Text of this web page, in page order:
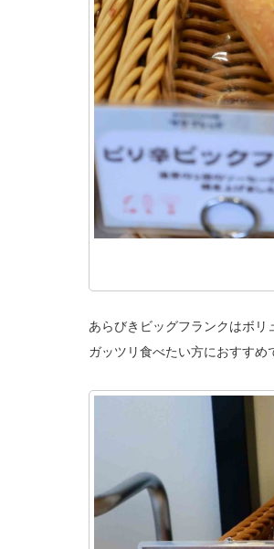
あらびきビッグフランクはボリ
ガッツリ食べたい方におすすめ